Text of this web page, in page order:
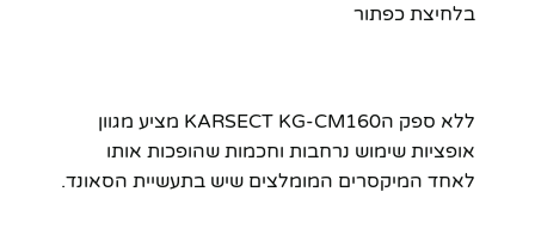
בלחיצת כפתור
ללא ספק הKARSECT KG-CM160 מציע מגוון
אופציות שימוש נרחבות וחכמות שהופכות אותו
לאחד המיקסרים המומלצים שיש בתעשיית הסאונד.